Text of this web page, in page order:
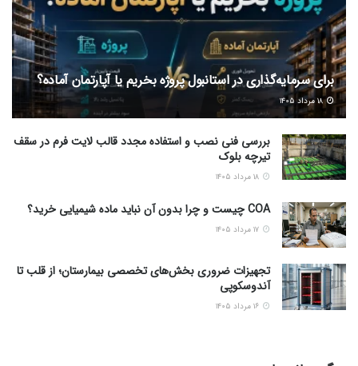
برای سرمایه‌گذاری در استانبول پروژه بخریم یا آپارتمان آماده؟
۱۸ مرداد ۱۴۰۵
بررسی فنی نصب و استفاده مجدد قالب لایت فرم در سقف
تیرچه بلوک
COA چیست و چرا بدون آن نباید ماده شیمیایی خرید؟
تجهیزات ضروری بخش‌های تخصصی بیمارستان؛ از قلب تا
آندوسکوپی